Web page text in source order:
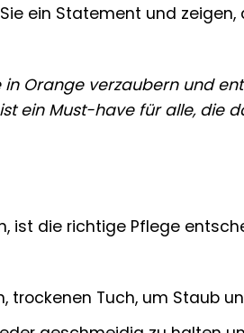
ein Statement und
Orange verzaubern und
ein Must-have für alle, die
ist die richtige Pflege
trockenen Tuch, um Staub